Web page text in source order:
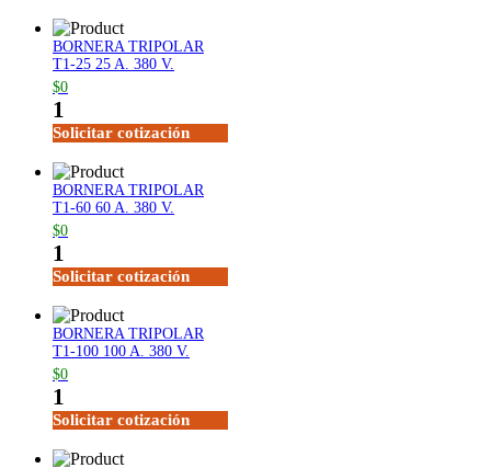
BORNERA TRIPOLAR
T1-25 25 A. 380 V.
$0
1
Solicitar cotización
BORNERA TRIPOLAR
T1-60 60 A. 380 V.
$0
1
Solicitar cotización
BORNERA TRIPOLAR
T1-100 100 A. 380 V.
$0
1
Solicitar cotización